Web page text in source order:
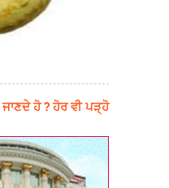
ਹੋ ? ਹੋਰ ਵੀ ਪੜ੍ਹੋ